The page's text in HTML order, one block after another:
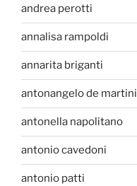
andrea perotti
annalisa rampoldi
annarita briganti
antonangelo de martini
antonella napolitano
antonio cavedoni
antonio patti